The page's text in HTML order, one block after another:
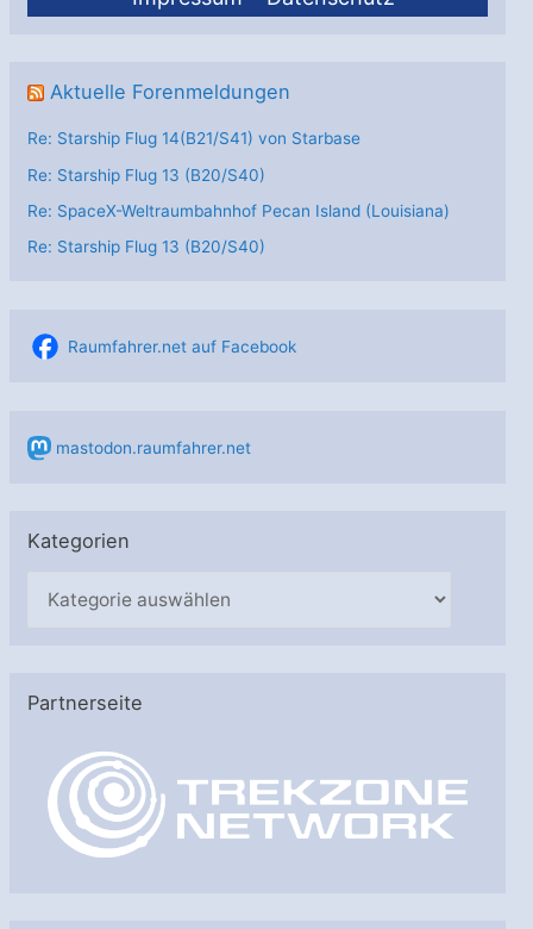
Aktuelle Forenmeldungen
Re: Starship Flug 14(B21/S41) von Starbase
Re: Starship Flug 13 (B20/S40)
Re: SpaceX-Weltraumbahnhof Pecan Island (Louisiana)
Re: Starship Flug 13 (B20/S40)
Raumfahrer.net auf Facebook
mastodon.raumfahrer.net
Kategorien
g
Partnerseite